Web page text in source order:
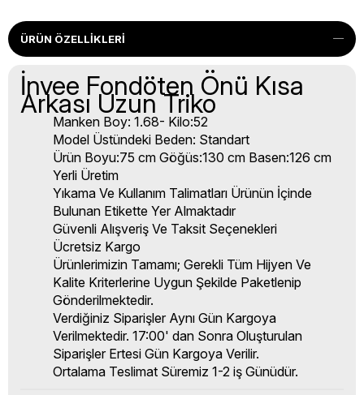
ÜRÜN ÖZELLIKLERI
İnvee Fondöten Önü Kısa
Arkası Uzun Triko
Manken Boy: 1.68- Kilo:52
Model Üstündeki Beden: Standart
Ürün Boyu:75 cm Göğüs:130 cm Basen:126 cm
Yerli Üretim
Yıkama Ve Kullanım Talimatları Ürünün İçinde
Bulunan Etikette Yer Almaktadır
Güvenli Alışveriş Ve Taksit Seçenekleri
Ücretsiz Kargo
Ürünlerimizin Tamamı; Gerekli Tüm Hijyen Ve
Kalite Kriterlerine Uygun Şekilde Paketlenip
Gönderilmektedir.
Verdiğiniz Siparişler Aynı Gün Kargoya
Verilmektedir. 17:00' dan Sonra Oluşturulan
Siparişler Ertesi Gün Kargoya Verilir.
Ortalama Teslimat Süremiz 1-2 iş Günüdür.